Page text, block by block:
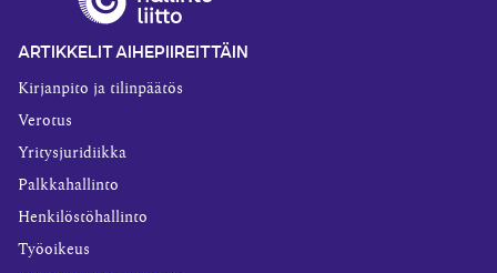
ARTIKKELIT AIHEPIIREITTÄIN
Kirjanpito ja tilinpäätös
Verotus
Yritysjuridiikka
Palkkahallinto
Henkilöstöhallinto
Työoikeus